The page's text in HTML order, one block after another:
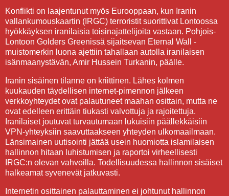
Konflikti on laajentunut myös Eurooppaan, kun Iranin
vallankumouskaartin (IRGC) terroristit suorittivat Lontoossa
hyökkäyksen iranilaisia toisinajattelijoita vastaan. Pohjois-
Lontoon Golders Greenissä sijaitsevan Eternal Wall -
muistomerkin luona ajettiin tahallaan autolla iranilaisen
isänmaanystävän, Amir Hussein Turkanin, päälle.
Iranin sisäinen tilanne on kriittinen. Lähes kolmen
kuukauden täydellisen internet-pimennon jälkeen
verkkoyhteydet ovat palautuneet maahan osittain, mutta ne
ovat edelleen erittäin tiukasti valvottuja ja rajoitettuja.
Iranilaiset joutuvat turvautumaan lukuisiin päällekkäisiin
VPN-yhteyksiin saavuttaakseen yhteyden ulkomaailmaan.
Länsimainen uutisointi jättää usein huomiotta islamilaisen
hallinnon hitaan luhistumisen ja raportoi virheellisesti
IRGC:n olevan vahvoilla. Todellisuudessa hallinnon sisäiset
halkeamat syvenevät jatkuvasti.
Internetin osittainen palauttaminen ei johtunut hallinnon